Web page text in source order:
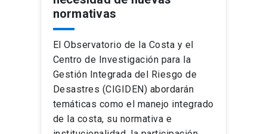
normativas
El Observatorio de la Costa y el
Centro de Investigación para la
Gestión Integrada del Riesgo de
Desastres (CIGIDEN) abordarán
temáticas como el manejo integrado
de la costa, su normativa e